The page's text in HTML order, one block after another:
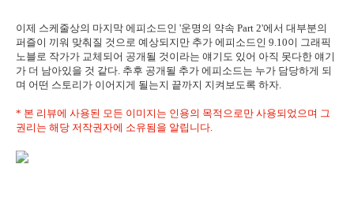
이제 스케줄상의 마지막 에피소드인 '운명의 약속 Part 2'에서 대부분의
퍼즐이 끼워 맞춰질 것으로 예상되지만 추가 에피소드인 9.10이 그래픽
노블로 작가가 교체되어 공개될 것이라는 얘기도 있어 아직 못다한 얘기
가 더 남아있을 것 같다. 추후 공개될 추가 에피소드는 누가 담당하게 되
며 어떤 스토리가 이어지게 될는지 끝까지 지켜보도록 하자.
* 본 리뷰에 사용된 모든 이미지는 인용의 목적으로만 사용되었으며 그
권리는 해당 저작권자에 소유됨을 알립니다.